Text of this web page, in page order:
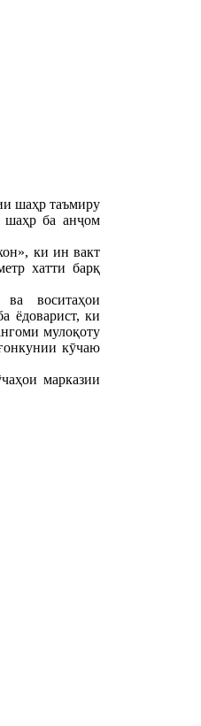
шаҳр таъмиру
шаҳр ба анҷом
ки ин вакт
хатти барқ
воситаҳои
ёдоварист, ки
мулоқоту
кӯчаю
марказии